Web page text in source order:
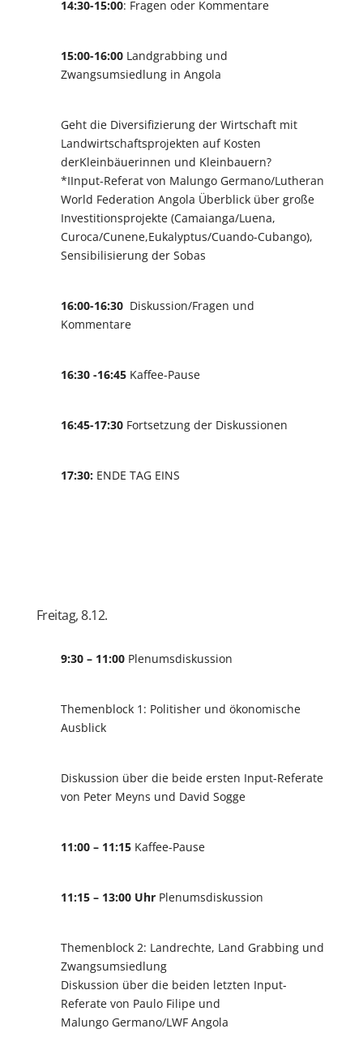
14:30-15:00: Fragen oder Kommentare
15:00-16:00 Landgrabbing und
Zwangsumsiedlung in Angola
Geht die Diversifizierung der Wirtschaft mit
Landwirtschaftsprojekten auf Kosten
derKleinbäuerinnen und Kleinbauern?
*IInput-Referat von Malungo Germano/Lutheran
World Federation Angola Überblick über große
Investitionsprojekte (Camaianga/Luena,
Curoca/Cunene,Eukalyptus/Cuando-Cubango),
Sensibilisierung der Sobas
16:00-16:30 Diskussion/Fragen und
Kommentare
16:30 -16:45Kaffee-Pause
16:45-17:30Fortsetzung der Diskussionen
17:30:ENDE TAG EINS
Freitag, 8.12.
9:30 – 11:00Plenumsdiskussion
Themenblock 1: Politisher und ökonomische
Ausblick
Diskussion über die beide ersten Input-Referate
von Peter Meyns und David Sogge
11:00 – 11:15Kaffee-Pause
11:15 – 13:00 UhrPlenumsdiskussion
Themenblock 2: Landrechte, Land Grabbing und
Zwangsumsiedlung
Diskussion über die beiden letzten Input-
Referate von Paulo Filipe und
Malungo Germano/LWF Angola